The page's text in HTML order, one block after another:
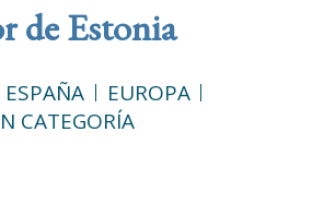
de Estonia
ESPAÑA
EUROPA
CATEGORÍA